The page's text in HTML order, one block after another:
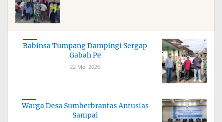
Babinsa Tumpang Dampingi Sergap
Gabah Pe
22 Mei 2026
Warga Desa Sumberbrantas Antusias
Sampai